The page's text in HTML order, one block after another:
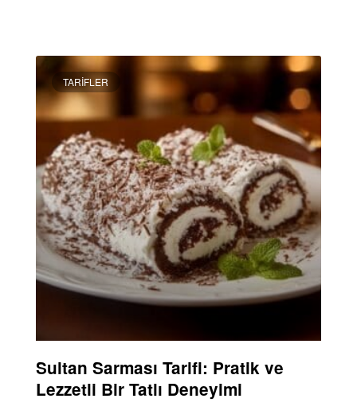
TARIFLER
Sultan Sarması Tarifi: Pratik ve
Lezzetli Bir Tatlı Deneyimi